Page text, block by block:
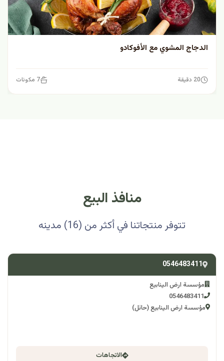
الدجاج المشوي مع الأفوكادو
20 دقيقة 7 مكونات
منافذ البيع
تتوفر منتجاتنا في أكثر من (16) مدينه
0546483411
مؤسسة ارض الينابيع
0546483411
مؤسسة ارض الينابيع (حائل)
الاتجاهات